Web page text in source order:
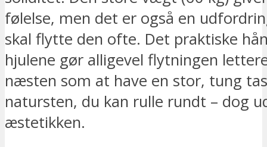
følelse, men det er også en
skal flytte den ofte. Det praktiske
hjulene gør alligevel flytningen
næsten som at have en stor, tung
natursten, du kan rulle rundt – dog
æstetikken.